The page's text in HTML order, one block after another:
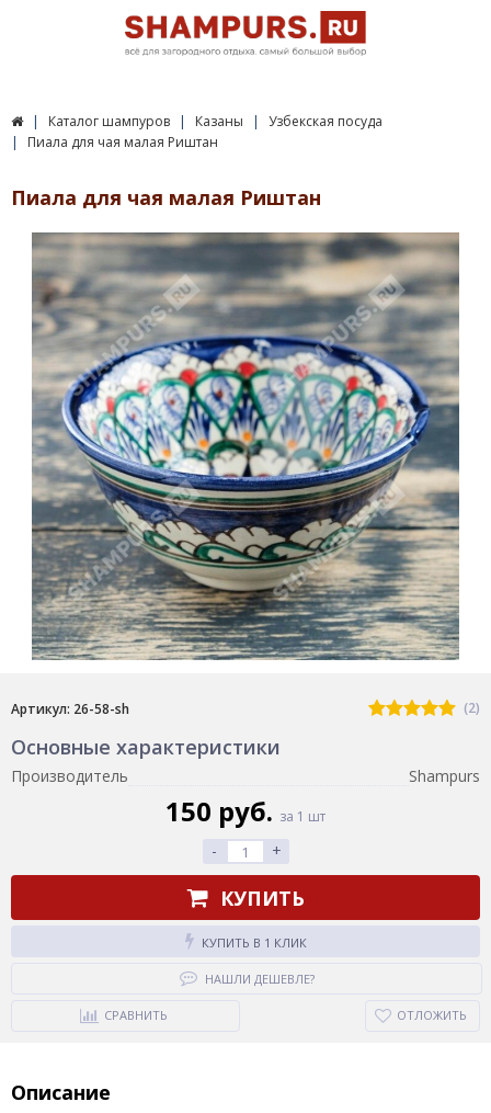
Каталог шампуров Казаны
Узбекская посуда
Пиала для чая малая Риштан
Пиала для чая малая Риштан
Артикул: 26-58-sh (2)
Основные характеристики
Производитель Shampurs
150 руб. за 1 шт
- +
КУПИТЬ
КУПИТЬ В 1 КЛИК
НАШЛИ ДЕШЕВЛЕ?
СРАВНИТЬ ОТЛОЖИТЬ
Описание